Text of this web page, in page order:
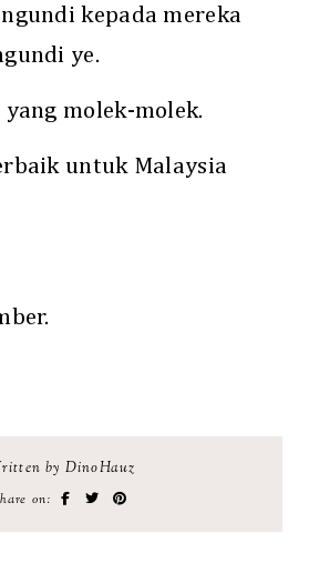
kepada mereka
ye.
molek-molek.
untuk Malaysia
by DinoHauz
on: